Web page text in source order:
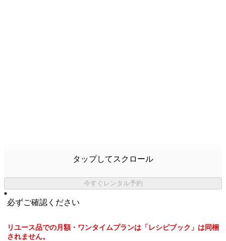
タップしてスクロール
今すぐレンタル予約
必ずご確認ください
リユース品での月額・ワンタイムプランは「レシピブック」は同梱
されません。